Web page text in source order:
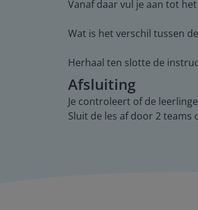
Vanaf daar vul je aan tot
Wat is het verschil tussen
Herhaal ten slotte de
Afsluiting
Je controleert of de
Sluit de les af door 2